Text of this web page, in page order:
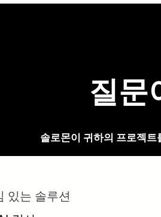
질문
솔로몬이 귀하의 프로젝
있는 솔루션